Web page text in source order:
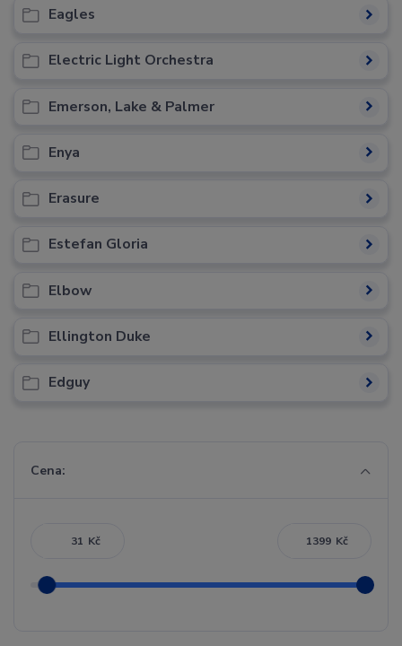
Eagles
Electric Light Orchestra
Emerson, Lake & Palmer
Enya
Erasure
Estefan Gloria
Elbow
Ellington Duke
Edguy
Cena:
Kč Kč